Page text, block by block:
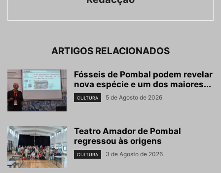
ARTIGOS RELACIONADOS
Fósseis de Pombal podem revelar
nova espécie e um dos maiores...
CULTURA 5 de Agosto de 2026
Teatro Amador de Pombal
regressou às origens
CULTURA 3 de Agosto de 2026